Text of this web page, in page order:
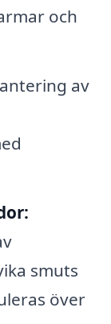
och
av
smuts
över